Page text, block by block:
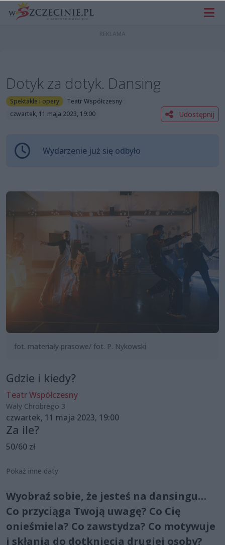
Dotyk za dotyk. Dansing
Spektakle i opery
Teatr Współczesny
czwartek, 11 maja 2023, 19:00
Udostępnij
Wydarzenie już się odbyło
fot. materiały prasowe/ fot. P. Nykowski
Gdzie i kiedy?
Teatr Współczesny
Wały Chrobrego 3
czwartek, 11 maja 2023, 19:00
Za ile?
50/60 zł
Pokaż inne daty
Wyobraź sobie, że jesteś na dansingu…
Co przyciąga Twoją uwagę? Co Cię
onieśmiela? Co zawstydza? Co motywuje
i skłania do dotknięcia drugiej osoby?